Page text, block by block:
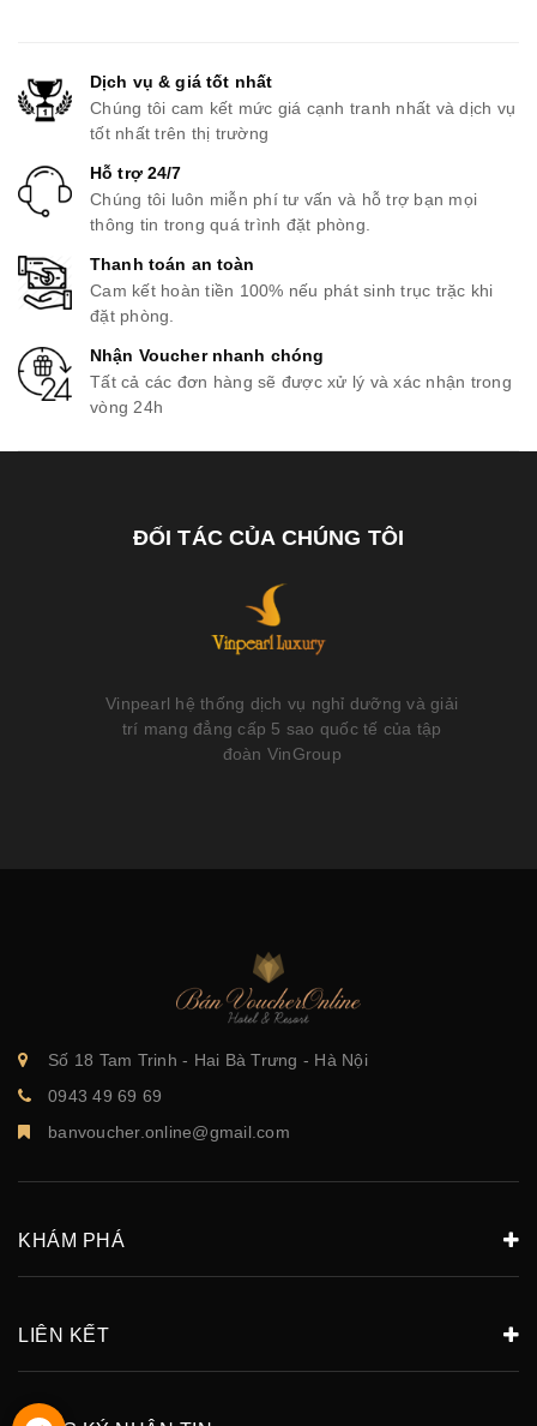
Dịch vụ & giá tốt nhất
Chúng tôi cam kết mức giá cạnh tranh nhất và dịch vụ
tốt nhất trên thị trường
Hỗ trợ 24/7
Chúng tôi luôn miễn phí tư vấn và hỗ trợ bạn mọi
thông tin trong quá trình đặt phòng.
Thanh toán an toàn
Cam kết hoàn tiền 100% nếu phát sinh trục trặc khi
đặt phòng.
Nhận Voucher nhanh chóng
Tất cả các đơn hàng sẽ được xử lý và xác nhận trong
vòng 24h
ĐỐI TÁC CỦA CHÚNG TÔI
Vinpearl hệ thống dịch vụ nghỉ dưỡng và giải
trí mang đẳng cấp 5 sao quốc tế của tập
đoàn VinGroup
Số 18 Tam Trinh - Hai Bà Trưng - Hà Nội
0943 49 69 69
banvoucher.online@gmail.com
KHÁM PHÁ
LIÊN KẾT